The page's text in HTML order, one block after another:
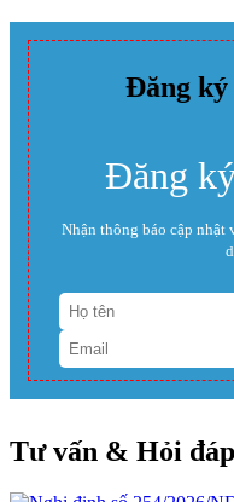
Đăng ký
Đăng
Nhận thông báo cập nhật
Tư vấn & Hỏi đáp